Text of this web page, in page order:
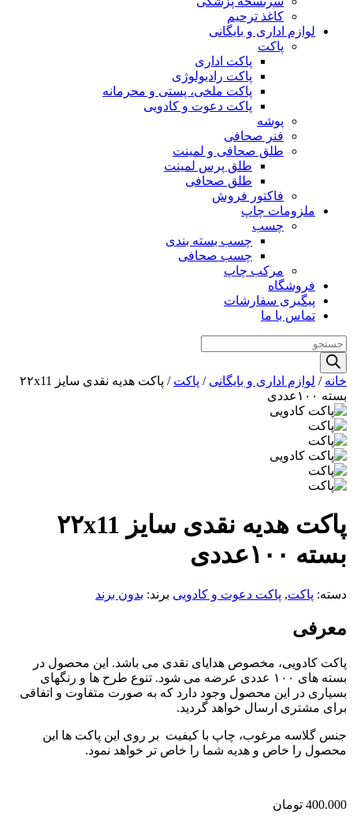
کاغذ ترحیم
لوازم اداری و بایگانی
پاکت
پاکت اداری
پاکت رادیولوژی
پاکت ملخی، پستی و محرمانه
پاکت دعوت و کادویی
پوشه
فنر صحافی
طلق صحافی و لمینت
طلق پرس لمینت
طلق صحافی
فاکتور فروش
ملزومات چاپ
چسب
چسب بسته بندی
چسب صحافی
مرکب چاپ
فروشگاه
پیگیری سفارشات
تماس با ما
Products
search
خانه / لوازم اداری و بایگانی / پاکت
/ پاکت هدیه نقدی سایز ۲۲x11
بسته ۱۰۰عددی
پاکت هدیه نقدی سایز ۲۲x11
بسته ۱۰۰عددی
دسته: پاکت, پاکت دعوت و کادویی برند: بدون برند
معرفی
پاکت کادویی، مخصوص هدایای نقدی می باشد. این محصول در
بسته های ۱۰۰ عددی عرضه می شود. تنوع طرح ها و رنگهای
بسیاری در این محصول وجود دارد که به صورت متفاوت و اتفاقی
برای مشتری ارسال خواهد گردید.
جنس گلاسه مرغوب، چاپ با کیفیت بر روی این پاکت ها این
محصول را خاص و هدیه شما را خاص تر خواهد نمود.
400.000 تومان